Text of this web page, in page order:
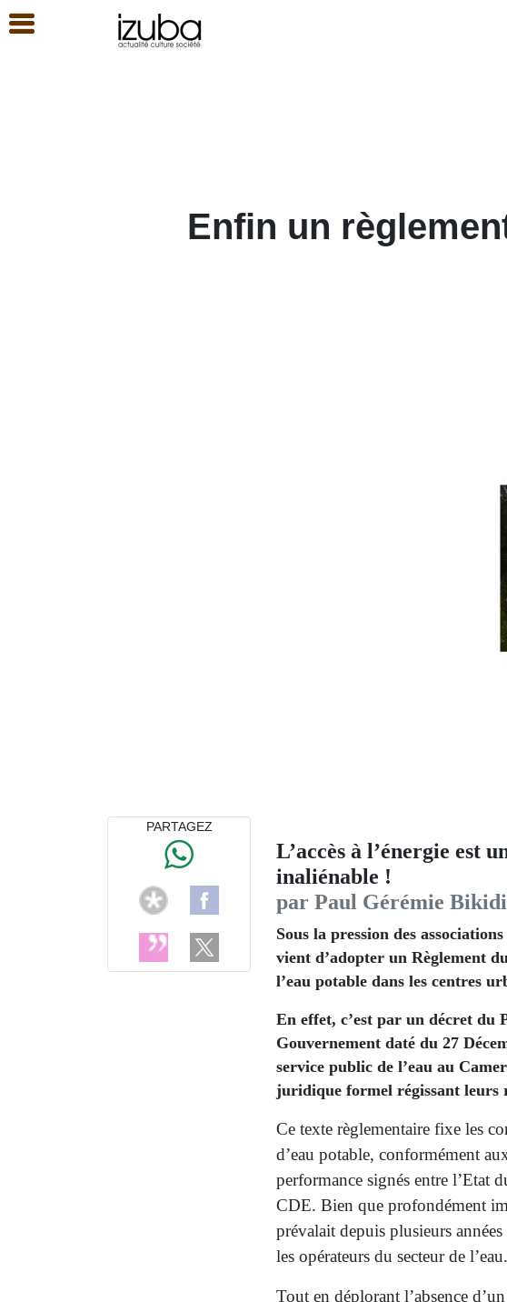
Enfin un
L’accès à l’énergie est
inaliénable !
par Paul Gérémie
Sous la pression des
vient d’adopter un Règlement
l’eau potable dans les centres
En effet, c’est par un décret
Gouvernement daté du 27
service public de l’eau au
juridique formel régissant leurs
Ce texte règlementaire fixe les
d’eau potable, conformément
performance signés entre l’Etat
CDE. Bien que profondément
prévalait depuis plusieurs
les opérateurs du secteur de l’eau.
Tout en déplorant l’absence
PARTAGEZ